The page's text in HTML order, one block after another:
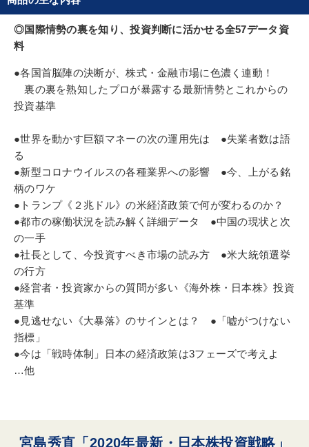
ト、野村證券金融研究所投資調査部ファンドフロー
担当ストラテジスト、大蔵省ヘッジファンド研究会
委員、コメルツ証券日本株チーフストラテジストな
ストメント・ストラテジーズ（株）を設立。少数の
大手機関投資家に絞った個別契約型投資戦略レポー
トおよびプレゼンテーション・サービス業務を開
始。2007年リーマン・ブラザーズ証券株式調査部シ
ニアヴァイスプレジデントチーフストラテジスト、
08年よりバークレイズ・キャピタル証券チーフスト
ラテジストを経て現職。毎年世界を4周し、欧米ア
ジア12ヵ国178社以上と直接情報交換。政府機関、
ヘッジファンド、投信、保険、年金、ＣＴＡ、為替
ファンド、シンクタンクなど訪問先は多岐に及ぶ。
◎国際情勢の裏を知り、投資判断に活かせる全57データ資
料
●各国首脳陣の決断が、株式・金融市場に色濃く連動！
裏の裏を熟知したプロが暴露する最新情勢とこれからの
投資基準
●世界を動かす巨額マネーの次の運用先は ●失業者数は語
る
●新型コロナウイルスの各種業界への影響 ●今、上がる銘
柄のワケ
●トランプ《２兆ドル》の米経済政策で何が変わるのか？
●都市の稼働状況を読み解く詳細データ ●中国の現状と次
の一手
●社長として、今投資すべき市場の読み方 ●米大統領選挙
の行方
●経営者・投資家からの質問が多い《海外株・日本株》投資
基準
●見逃せない《大暴落》のサインとは？ ●「嘘がつけない
指標」
●今は「戦時体制」日本の経済政策は3フェーズで考えよ
…他
宮島秀直「2020年最新・日本株投資戦略」